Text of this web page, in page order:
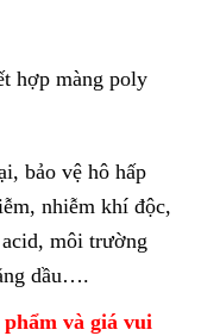
hợp màng poly
bảo vệ hô hấp
nhiễm khí độc,
môi trường
dầu….
và giá vui